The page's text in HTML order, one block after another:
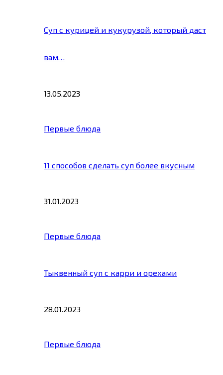
Суп с курицей и кукурузой, который даст
вам…
13.05.2023
Первые блюда
11 способов сделать суп более вкусным
31.01.2023
Первые блюда
Тыквенный суп с карри и орехами
28.01.2023
Первые блюда